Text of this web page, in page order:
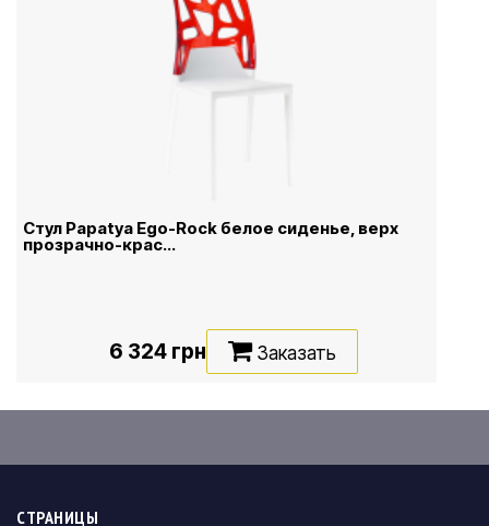
Стул Papatya Ego-Rock белое сиденье, верх
прозрачно-крас...
6 324 грн Заказать
СТРАНИЦЫ